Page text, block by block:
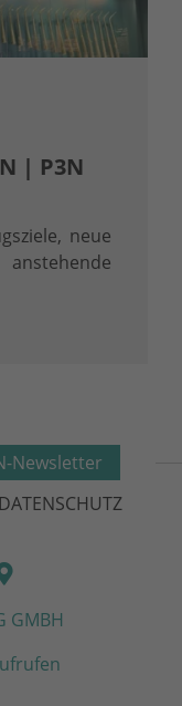
| P3N
neue
Newsletter
DATENSCHUTZ
GMBH